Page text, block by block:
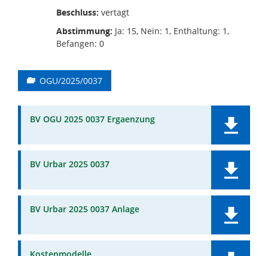
Beschluss: vertagt
Abstimmung: Ja: 15, Nein: 1, Enthaltung: 1,
Befangen: 0
OGU/2025/0037
BV OGU 2025 0037 Ergaenzung
BV Urbar 2025 0037
BV Urbar 2025 0037 Anlage